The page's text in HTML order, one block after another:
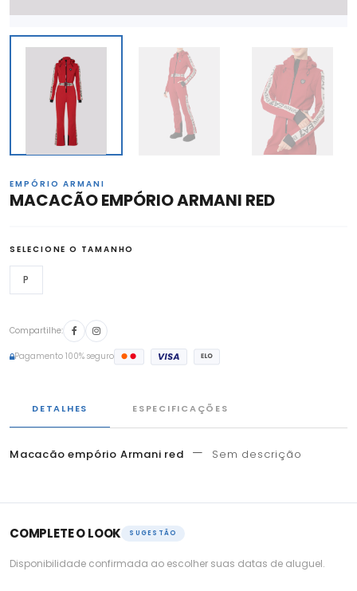
EMPÓRIO ARMANI
MACACÃO EMPÓRIO ARMANI RED
SELECIONE O TAMANHO
P
Compartilhe:
Pagamento 100% seguro
DETALHES ESPECIFICAÇÕES
Macacão empório Armani red — Sem descrição
COMPLETE O LOOK SUGESTÃO
Disponibilidade confirmada ao escolher suas datas de aluguel.